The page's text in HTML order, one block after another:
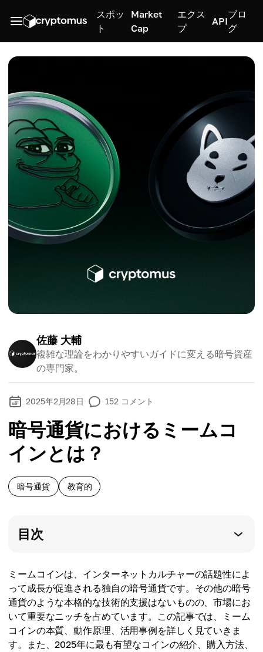
スポッ
ト
Market
Cap
エクス
プ
API
ブロ
グ
佐藤 大輔
複雑な理論をわかりやすいガイドに変える暗号資産
の専門家。
2025年2月28日 152 コメント
暗号通貨におけるミームコ
インとは？
暗号通貨 教育的
目次
ミームコインは、インターネットカルチャーの話題性によ
って成長が促進される独自の暗号通貨です。その他の暗号
通貨のような本格的な技術的支援はないものの、市場にお
いて重要なニッチを占めています。この記事では、ミーム
コインの本質、動作原理、活用事例を詳しく見ていきま
す。また、2025年に最も有望なコインの紹介、購入方法、